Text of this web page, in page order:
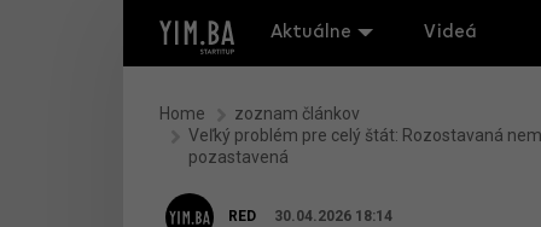
Aktuálne Videá
Home
zoznam článkov
Veľký problém pre celý štát: Rozostavaná
pozastavená
RED 30.04.2026 18:14